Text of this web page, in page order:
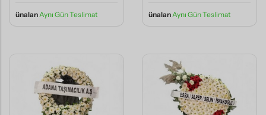
ünalan Aynı Gün Teslimat ünalan Aynı Gün Teslimat